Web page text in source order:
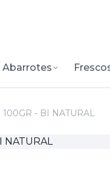
Abarrotes
100GR - BI NATURAL